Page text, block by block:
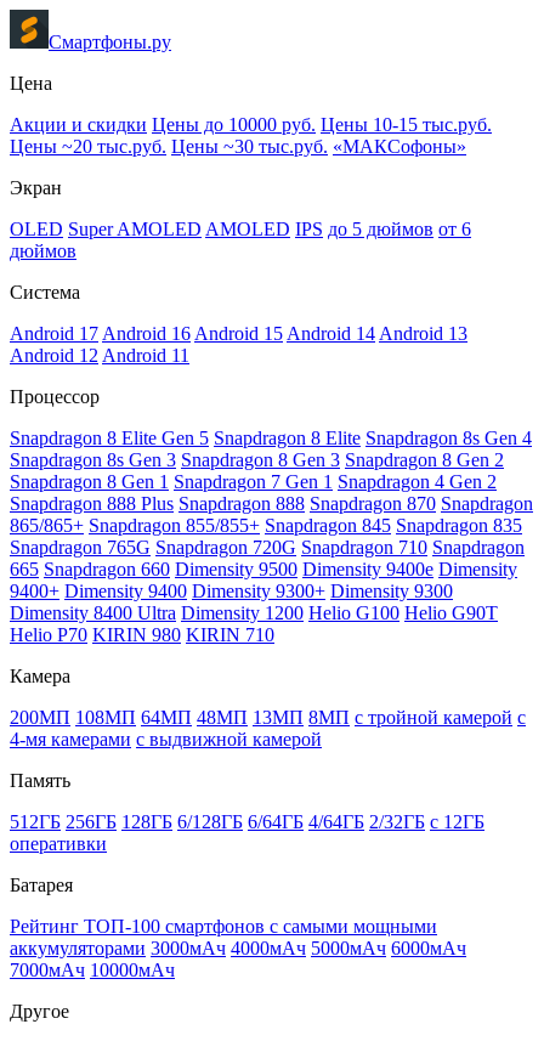
Смартфоны.ру
Цена
Акции и скидки Цены до 10000 руб. Цены 10-15 тыс.руб.
Цены ~20 тыс.руб. Цены ~30 тыс.руб. «МАКСофоны»
Экран
OLED Super AMOLED AMOLED IPS до 5 дюймов от 6
дюймов
Система
Android 17 Android 16 Android 15 Android 14 Android 13
Android 12 Android 11
Процессор
Snapdragon 8 Elite Gen 5 Snapdragon 8 Elite Snapdragon 8s Gen 4
Snapdragon 8s Gen 3 Snapdragon 8 Gen 3 Snapdragon 8 Gen 2
Snapdragon 8 Gen 1 Snapdragon 7 Gen 1 Snapdragon 4 Gen 2
Snapdragon 888 Plus Snapdragon 888 Snapdragon 870 Snapdragon
865/865+ Snapdragon 855/855+ Snapdragon 845 Snapdragon 835
Snapdragon 765G Snapdragon 720G Snapdragon 710 Snapdragon
665 Snapdragon 660 Dimensity 9500 Dimensity 9400e Dimensity
9400+ Dimensity 9400 Dimensity 9300+ Dimensity 9300
Dimensity 8400 Ultra Dimensity 1200 Helio G100 Helio G90T
Helio P70 KIRIN 980 KIRIN 710
Камера
200МП 108МП 64МП 48МП 13МП 8МП с тройной камерой с
4-мя камерами с выдвижной камерой
Память
512ГБ 256ГБ 128ГБ 6/128ГБ 6/64ГБ 4/64ГБ 2/32ГБ с 12ГБ
оперативки
Батарея
Рейтинг ТОП-100 смартфонов с самыми мощными
аккумуляторами 3000мАч 4000мАч 5000мАч 6000мАч
7000мАч 10000мАч
Другое